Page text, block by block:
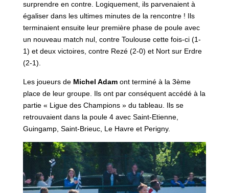
surprendre en contre. Logiquement, ils parvenaient à
égaliser dans les ultimes minutes de la rencontre ! Ils
terminaient ensuite leur première phase de poule avec
un nouveau match nul, contre Toulouse cette fois-ci (1-
1) et deux victoires, contre Rezé (2-0) et Nort sur Erdre
(2-1).
Les joueurs de Michel Adamont terminé à la 3ème
place de leur groupe. Ils ont par conséquent accédé à la
partie « Ligue des Champions » du tableau. Ils se
retrouvaient dans la poule 4 avec Saint-Etienne,
Guingamp, Saint-Brieuc, Le Havre et Perigny.